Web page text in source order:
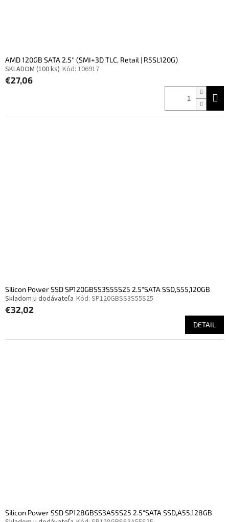
AMD 120GB SATA 2.5'' (SMI+3D TLC, Retail | R5SL120G)
SKLADOM (100 ks) Kód: 106917
€27,06
Silicon Power SSD SP120GBSS3S55S25 2.5"SATA SSD,S55,120GB
Skladom u dodávateľa Kód: SP120GBSS3S55S25
€32,02
DETAIL
Silicon Power SSD SP128GBSS3A55S25 2.5"SATA SSD,A55,128GB